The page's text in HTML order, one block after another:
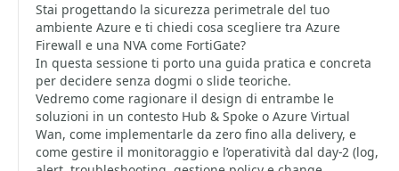
Stai progettando la sicurezza perimetrale del tuo
ambiente Azure e ti chiedi cosa scegliere tra Azure
Firewall e una NVA come FortiGate?
In questa sessione ti porto una guida pratica e concreta
per decidere senza dogmi o slide teoriche.
Vedremo come ragionare il design di entrambe le
soluzioni in un contesto Hub & Spoke o Azure Virtual
Wan, come implementarle da zero fino alla delivery, e
come gestire il monitoraggio e l’operatività dal day-2 (log,